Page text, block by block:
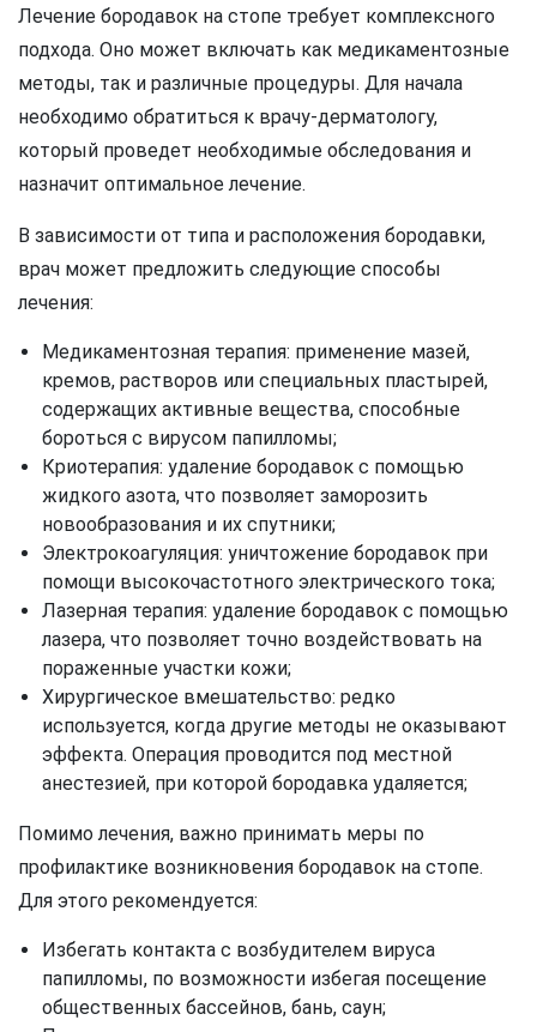
Лечение бородавок на стопе требует комплексного
подхода. Оно может включать как медикаментозные
методы, так и различные процедуры. Для начала
необходимо обратиться к врачу-дерматологу,
который проведет необходимые обследования и
назначит оптимальное лечение.
В зависимости от типа и расположения бородавки,
врач может предложить следующие способы
лечения:
Медикаментозная терапия: применение мазей,
кремов, растворов или специальных пластырей,
содержащих активные вещества, способные
бороться с вирусом папилломы;
Криотерапия: удаление бородавок с помощью
жидкого азота, что позволяет заморозить
новообразования и их спутники;
Электрокоагуляция: уничтожение бородавок при
помощи высокочастотного электрического тока;
Лазерная терапия: удаление бородавок с помощью
лазера, что позволяет точно воздействовать на
пораженные участки кожи;
Хирургическое вмешательство: редко
используется, когда другие методы не оказывают
эффекта. Операция проводится под местной
анестезией, при которой бородавка удаляется;
Помимо лечения, важно принимать меры по
профилактике возникновения бородавок на стопе.
Для этого рекомендуется:
Избегать контакта с возбудителем вируса
папилломы, по возможности избегая посещение
общественных бассейнов, бань, саун;